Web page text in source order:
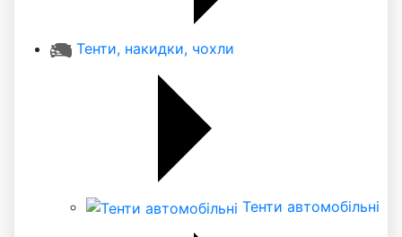
Тенти, накидки, чохли
Тенти автомобільні